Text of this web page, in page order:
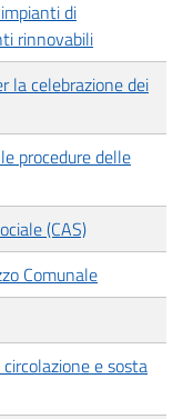
di
rinnovabili
la celebrazione dei
procedure delle
(CAS)
Comunale
e sosta